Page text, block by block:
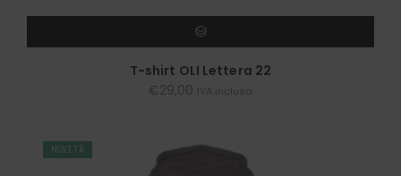
SCEGLI
T-shirt OLI Lettera 22
€29,00 IVA inclusa
NOVITÀ